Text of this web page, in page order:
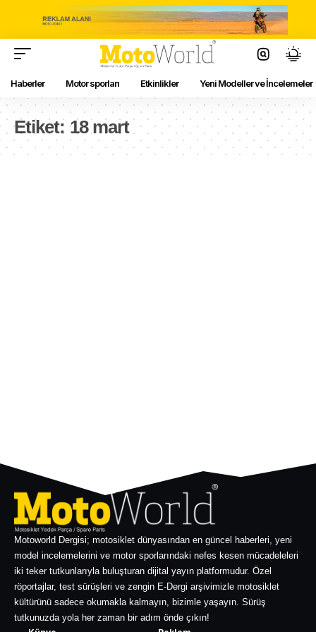
Haberler Motor sporları Etkinlikler Yeni Modeller ve İncelemeler
Etiket: 18 mart
Motoworld Dergisi; motosiklet dünyasından en güncel haberleri, yeni
model incelemelerini ve motor sporlarındaki nefes kesen mücadeleleri
iki teker tutkunlarıyla buluşturan dijital yayın platformudur. Özel
röportajlar, test sürüşleri ve zengin E-Dergi arşivimizle motosiklet
kültürünü sadece okumakla kalmayın, bizimle yaşayın. Sürüş
tutkunuzda yola her zaman bir adım önde çıkın!